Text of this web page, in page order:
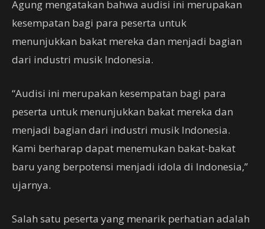
Agung mengatakan bahwa audisi ini merupakan
kesempatan bagi para peserta untuk
menunjukkan bakat mereka dan menjadi bagian
dari industri musik Indonesia.
“Audisi ini merupakan kesempatan bagi para
peserta untuk menunjukkan bakat mereka dan
menjadi bagian dari industri musik Indonesia.
Kami berharap dapat menemukan bakat-bakat
baru yang berpotensi menjadi idola di Indonesia,”
ujarnya.
Salah satu peserta yang menarik perhatian adalah